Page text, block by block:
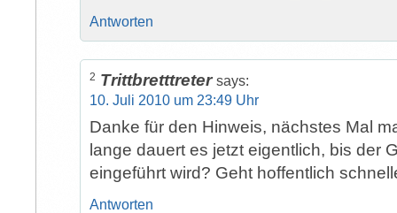
Antworten
2 Trittbretttreter says:
10. Juli 2010 um 23:49 Uhr
Danke für den Hinweis, nächstes Mal
lange dauert es jetzt eigentlich, bis der
eingeführt wird? Geht hoffentlich
Antworten